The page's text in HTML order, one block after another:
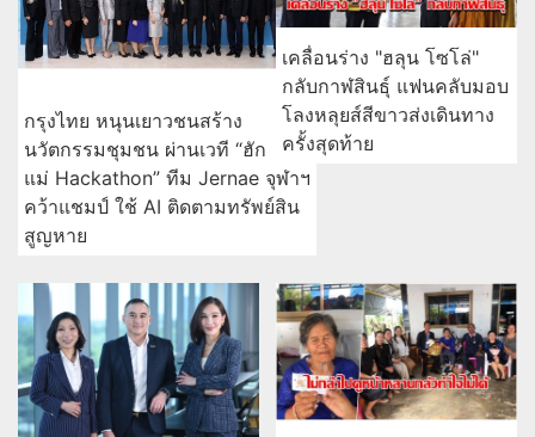
กรุงไทย หนุนเยาวชนสร้าง
นวัตกรรมชุมชน ผ่านเวที “ฮัก
แม่ Hackathon” ทีม Jernae จุฬาฯ
คว้าแชมป์ ใช้ AI ติดตามทรัพย์สิน
สูญหาย
เคลื่อนร่าง "ฮลุน โซโล่"
กลับกาฬสินธุ์ แฟนคลับมอบ
โลงหลุยส์สีขาวส่งเดินทาง
ครั้งสุดท้าย